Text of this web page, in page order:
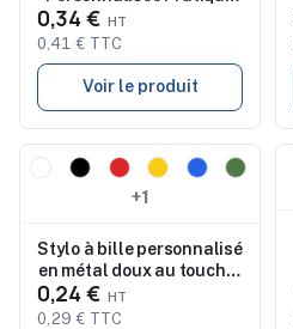
pas cher - Janet
0,34 €
0,41 € TTC
Voir le produit
Nouveau
+1
Stylo à bille personnalisé
en métal doux au toucher
NORFOLK
0,24 €
0,29 € TTC